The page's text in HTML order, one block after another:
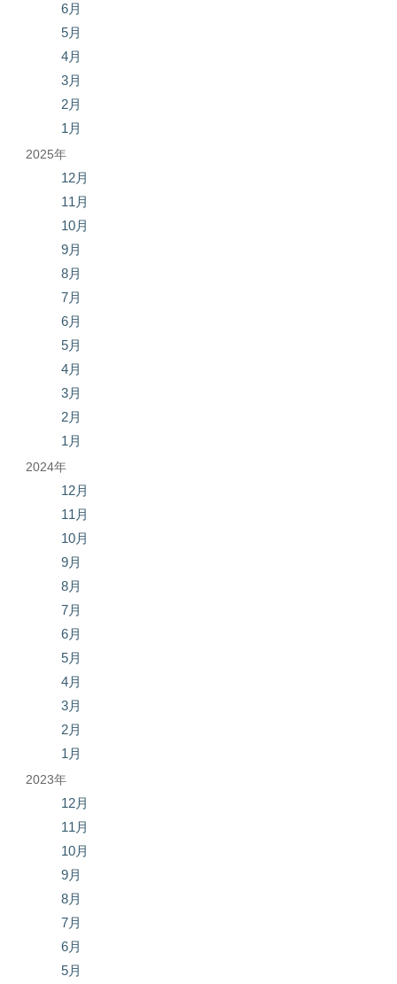
6月
5月
4月
3月
2月
1月
2025年
12月
11月
10月
9月
8月
7月
6月
5月
4月
3月
2月
1月
2024年
12月
11月
10月
9月
8月
7月
6月
5月
4月
3月
2月
1月
2023年
12月
11月
10月
9月
8月
7月
6月
5月